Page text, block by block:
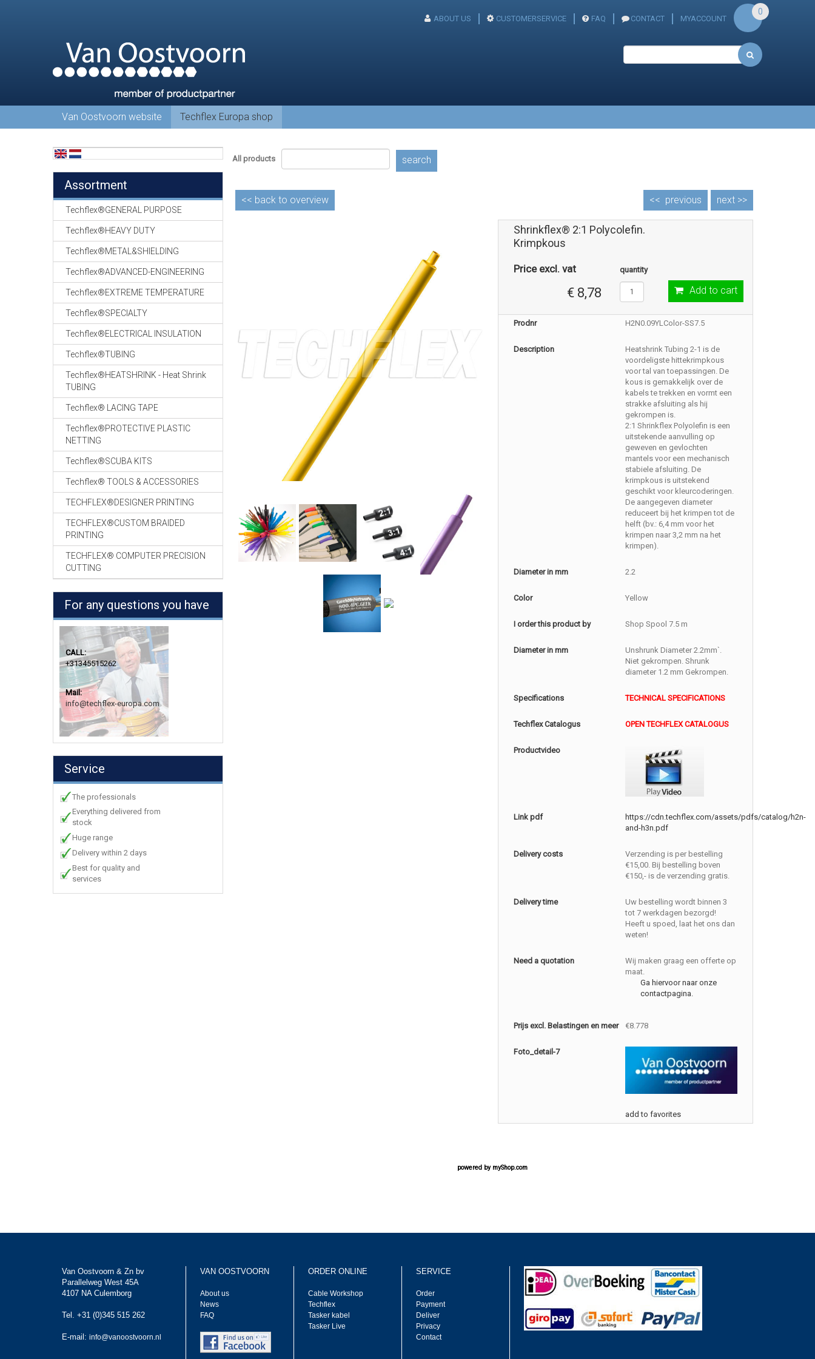
ABOUT US CUSTOMERSERVICE FAQ CONTACT MYACCOUNT
0
Van Oostvoorn website Techflex Europa shop
Assortment
Techflex®GENERAL PURPOSE
Techflex®HEAVY DUTY
Techflex®METAL&SHIELDING
Techflex®ADVANCED-ENGINEERING
Techflex®EXTREME TEMPERATURE
Techflex®SPECIALTY
Techflex®ELECTRICAL INSULATION
Techflex®TUBING
Techflex®HEATSHRINK - Heat Shrink
TUBING
Techflex® LACING TAPE
Techflex®PROTECTIVE PLASTIC
NETTING
Techflex®SCUBA KITS
Techflex® TOOLS & ACCESSORIES
TECHFLEX®DESIGNER PRINTING
TECHFLEX®CUSTOM BRAIDED
PRINTING
TECHFLEX® COMPUTER PRECISION
CUTTING
For any questions you have
CALL:
+31345515262
Mail:
info@techflex-europa.com
Service
The professionals
Everything delivered from
stock
Huge range
Delivery within 2 days
Best for quality and
services
All products search
<< back to overview next >>
<< previous
Shrinkflex® 2:1 Polycolefin.
Krimpkous
Price excl. vat
€ 8,78
quantity
Add to cart
Prodnr H2N0.09YLColor-SS7.5
Description
Heatshrink Tubing 2-1 is de
voordeligste hittekrimpkous
voor tal van toepassingen. De
kous is gemakkelijk over de
kabels te trekken en vormt een
strakke afsluiting als hij
gekrompen is.
2:1 Shrinkflex Polyolefin is een
uitstekende aanvulling op
geweven en gevlochten
mantels voor een mechanisch
stabiele afsluiting. De
krimpkous is uitstekend
geschikt voor kleurcoderingen.
De aangegeven diameter
reduceert bij het krimpen tot de
helft (bv.: 6,4 mm voor het
krimpen naar 3,2 mm na het
krimpen).
Diameter in mm 2.2
Color Yellow
I order this product by Shop Spool 7.5 m
Diameter in mm
Unshrunk Diameter 2.2mm`.
Niet gekrompen. Shrunk
diameter 1.2 mm Gekrompen.
Specifications TECHNICAL SPECIFICATIONS
Techflex Catalogus OPEN TECHFLEX CATALOGUS
Productvideo
Link pdf
https://cdn.techflex.com/assets/pdfs/catalog/h2n-
and-h3n.pdf
Delivery costs
Verzending is per bestelling
€15,00. Bij bestelling boven
€150,- is de verzending gratis.
Delivery time
Uw bestelling wordt binnen 3
tot 7 werkdagen bezorgd!
Heeft u spoed, laat het ons dan
weten!
Need a quotation
Wij maken graag een offerte op
maat.
Ga hiervoor naar onze
contactpagina.
Prijs excl. Belastingen en meer €8.778
Foto_detail-7
add to favorites
powered by myShop.com
Van Oostvoorn & Zn bv
Parallelweg West 45A
4107 NA Culemborg
Tel. +31 (0)345 515 262
E-mail: info@vanoostvoorn.nl
VAN OOSTVOORN
About us
News
FAQ
ORDER ONLINE
Cable Workshop
Techflex
Tasker kabel
Tasker Live
SERVICE
Order
Payment
Deliver
Privacy
Contact